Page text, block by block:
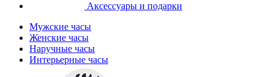
Аксессуары и подарки
Мужские часы
Женские часы
Наручные часы
Интерьерные часы